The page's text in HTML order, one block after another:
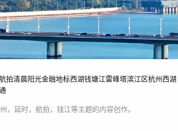
拍清晨阳光金融地标西湖钱塘江雷峰塔滨江区杭州西湖
，延时，航拍，钱江等主题的内容创作。